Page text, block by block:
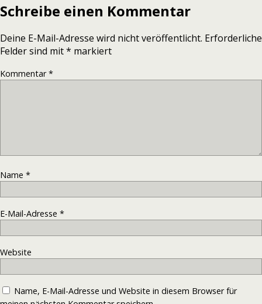
Schreibe einen Kommentar
Deine E-Mail-Adresse wird nicht veröffentlicht. Erforderliche
Felder sind mit* markiert
Kommentar*
Name *
E-Mail-Adresse *
Website
Name, E-Mail-Adresse und Website in diesem Browser für